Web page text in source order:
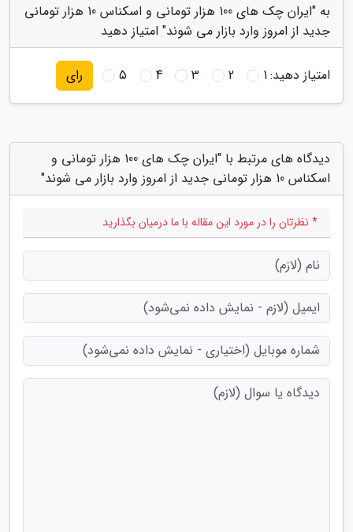
به "ایران چک های 100 هزار تومانی و اسکناس 10 هزار تومانی
جدید از امروز وارد بازار می شوند" امتیاز دهید
امتیاز دهید:1
2
3
4
5 رای
دیدگاه های مرتبط با "ایران چک های 100 هزار تومانی و
اسکناس 10 هزار تومانی جدید از امروز وارد بازار می شوند"
* نظرتان را در مورد این مقاله با ما درمیان بگذارید